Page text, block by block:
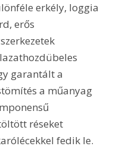
erkély, loggia
erős
garantált a
a műanyag
réseket
fedik le.